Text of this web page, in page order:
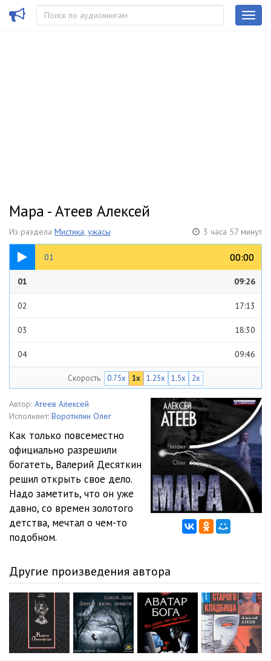
Мара - Атеев Алексей
Из раздела Мистика, ужасы 3 часа 57 минут
01 00:00
00:00
09:26
01 09:26
02 17:13
03 18:30
04 09:46
06 21:18
23:03
08 09:44
09 12:30
10 11:15
11
13
14 10:01
15 14:27
16 18:21
Скорость 0.75x 1x 1.25x 1.5x 2x
Автор: Атеев Алексей
Исполняет: Воротилин Олег
Как только повсеместно
официально разрешили
богатеть, Валерий Десяткин
решил открыть свое дело.
Надо заметить, что он уже
давно, со времен золотого
детства, мечтал о чем-то
подобном.
Другие произведения автора